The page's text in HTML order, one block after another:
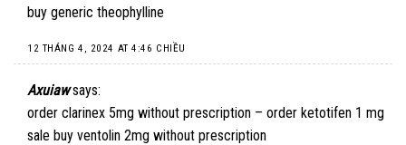
buy generic theophylline
12 THÁNG 4, 2024 AT 4:46 CHIỀU
Axuiaw says:
order clarinex 5mg without prescription – order ketotifen 1 mg
sale buy ventolin 2mg without prescription